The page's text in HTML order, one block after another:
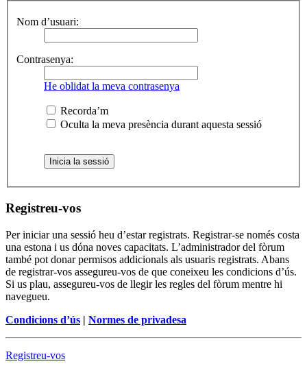
Nom d’usuari:
Contrasenya:
He oblidat la meva contrasenya
Recorda’m
Oculta la meva presència durant aquesta sessió
Registreu-vos
Per iniciar una sessió heu d’estar registrats. Registrar-se només costa
una estona i us dóna noves capacitats. L’administrador del fòrum
també pot donar permisos addicionals als usuaris registrats. Abans
de registrar-vos assegureu-vos de que coneixeu les condicions d’ús.
Si us plau, assegureu-vos de llegir les regles del fòrum mentre hi
navegueu.
Condicions d’ús | Normes de privadesa
Registreu-vos